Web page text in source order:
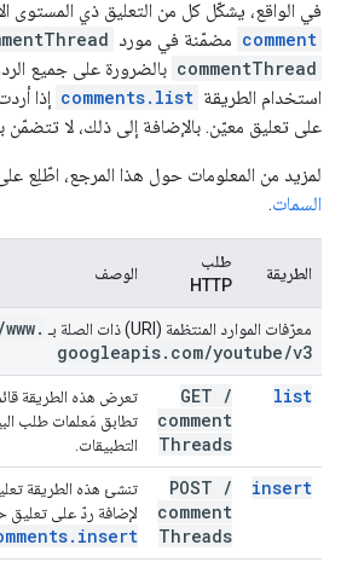
في الواقع، يشكّل كل من التعليق ذي المستوى
comment مضمّنة في مورد
commentThread بالضرورة على جميع
استخدام الطريقة comments.list إذا
على تعليق معيّن. بالإضافة إلى ذلك، لا تتضمّن
لمزيد من المعلومات حول هذا المرجع، اطّلِع
السمات.
الطريقة
طلب
HTTP
الوصف
معرّفات الموارد المنتظمة (URI) ذات الصلة بـ /www.
googleapis. com/youtube/v3
list
GET /
comment
Threads
تعرض هذه الطريقة
تطابق مَعلمات طلب
التطبيقات.
insert
POST /
comment
Threads
تنشئ هذه الطريقة
لإضافة ردّ على تعليق
. insert